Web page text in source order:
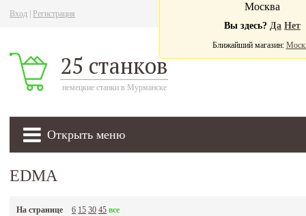
Вход Регистрация
25 станков
немецкие станки в Мурманске
Открыть меню
Москва
Вы здесь? Да Нет
Ближайший магазин:
EDMA
На странице 6 15 30 45 все